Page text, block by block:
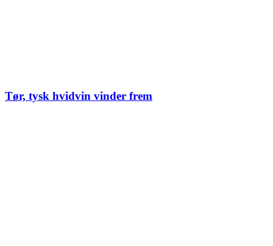
Tør, tysk hvidvin vinder frem